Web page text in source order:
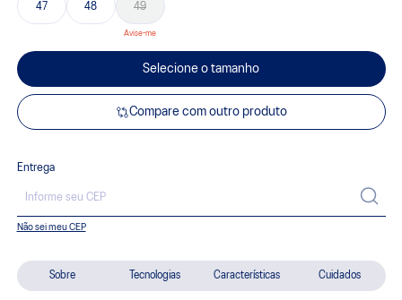
Sobre Tecnologias Características Cuidados
47 48 49
Selecione o tamanho
Compare com outro produto
Entrega
Não sei meu CEP